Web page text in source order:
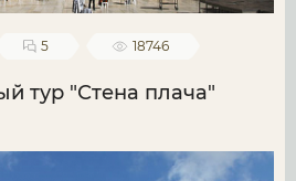
5 18746
тур "Стена плача"